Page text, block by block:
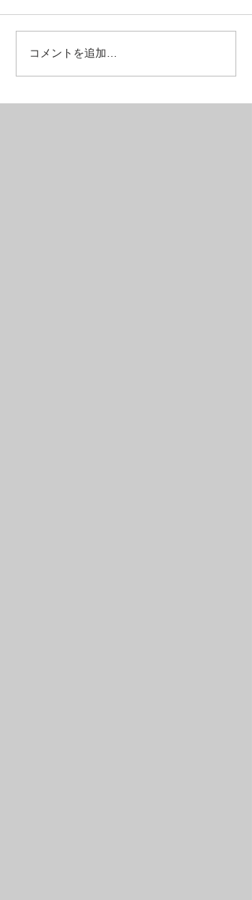
フルリジッドMTB？グラ
ベルクロス？
コメントを追加…